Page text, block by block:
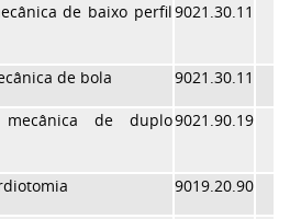
de baixo perfil9021.30.11
de bola 9021.30.11
mecânica de duplo9021.90.19
9019.20.90